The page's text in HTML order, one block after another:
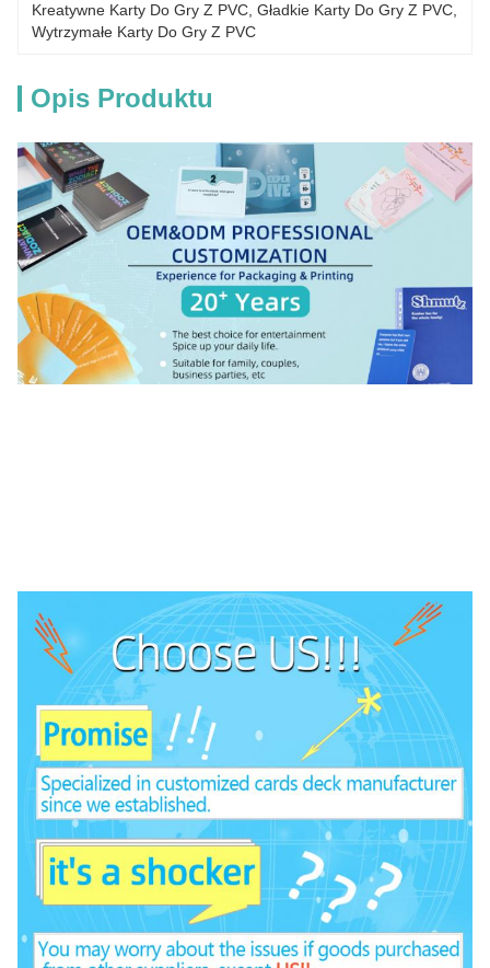
Kreatywne Karty Do Gry Z PVC Gładkie Karty Do Gry Z PVC
Wytrzymałe Karty Do Gry Z PVC
Opis Produktu